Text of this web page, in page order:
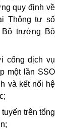
quy định về
Thông tư số
Bộ trưởng Bộ
cổng dịch vụ
một lần SSO
và kết nối hệ
trên tổng